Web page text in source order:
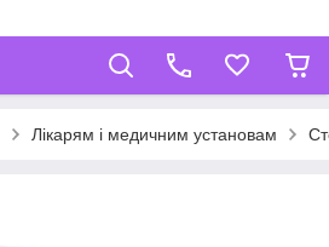
Лікарям і медичним установам